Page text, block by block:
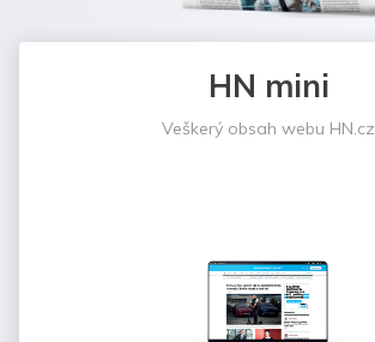
HN mini
Veškerý obsah webu HN.cz